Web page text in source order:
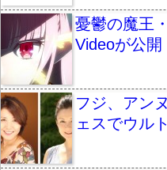
憂鬱の魔王
Videoが公開
フジ、アン
ェスでウル